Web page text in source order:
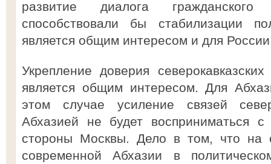
развитие диалога
способствовали бы стабилизации
является общим интересом и для
Укрепление доверия
является общим интересом. Для
этом случае усиление связей
Абхазией не будет восприниматься
стороны Москвы. Дело в том, что на
современной Абхазии в